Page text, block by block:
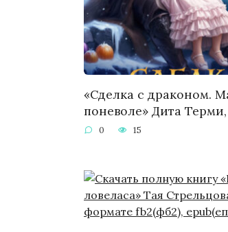
«Сделка с драконом.
поневоле» Дита
0 15